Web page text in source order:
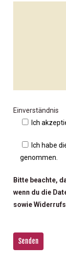
Einverständnis
Ich
Ich habe
genommen.
Bitte beachte,
wenn du die
sowie
lasse
dieses